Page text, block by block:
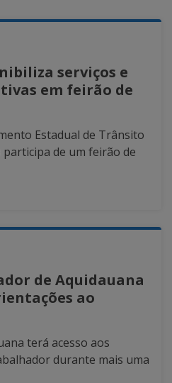
serviços e
em feirão de
Estadual de Trânsito
de um feirão de
de Aquidauana
ao
terá acesso aos
durante mais uma